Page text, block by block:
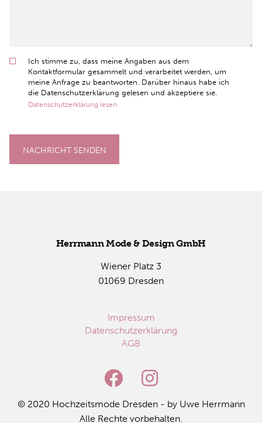
Ich stimme zu, dass meine Angaben aus dem
Kontaktformular gesammelt und verarbeitet werden, um
meine Anfrage zu beantworten. Darüber hinaus habe ich
die Datenschutzerklärung gelesen und akzeptiere sie.
Datenschutzerklärung lesen
NACHRICHT SENDEN
Herr­mann Mode & De­sign GmbH
Wie­ner Platz 3
01069 Dres­den
Impressum
Datenschutzerklärung
AGB
© 2020 Hoch­zeits­mo­de Dres­den - by Uwe Herr­mann
Alle Rech­te vor­be­hal­ten.